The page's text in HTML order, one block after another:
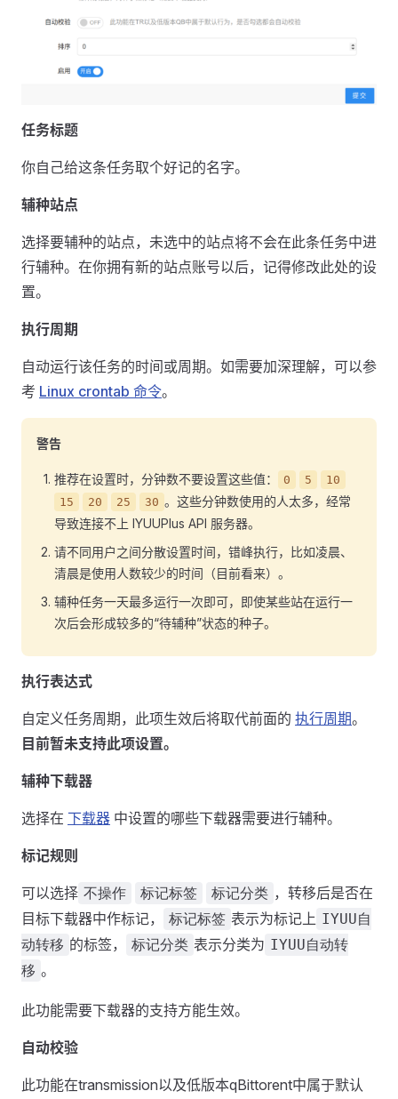
任务标题
你自己给这条任务取个好记的名字。
辅种站点
选择要辅种的站点，未选中的站点将不会在此条任务中进
行辅种。在你拥有新的站点账号以后，记得修改此处的设
置。
执行周期
自动运行该任务的时间或周期。如需要加深理解，可以参
考 Linux crontab 命令。
警告
推荐在设置时，分钟数不要设置这些值： 0 5
10
15
20 25 30 。这些分钟数使用的人太多，经常
导致连接不上 IYUUPlus API 服务器。
请不同用户之间分散设置时间，错峰执行，比如凌晨、
清晨是使用人数较少的时间（目前看来）。
辅种任务一天最多运行一次即可，即使某些站在运行一
次后会形成较多的“待辅种”状态的种子。
执行表达式
自定义任务周期，此项生效后将取代前面的 执行周期。
目前暂未支持此项设置。
辅种下载器
选择在 下载器 中设置的哪些下载器需要进行辅种。
标记规则
可以选择 不操作 标记标签 标记分类 ，转移后是否在
目标下载器中作标记，
标记标签 表示为标记上 IYUU自
动转移 的标签， 标记分类 表示分类为 IYUU自动转
移 。
此功能需要下载器的支持方能生效。
自动校验
此功能在transmission以及低版本qBittorent中属于默认